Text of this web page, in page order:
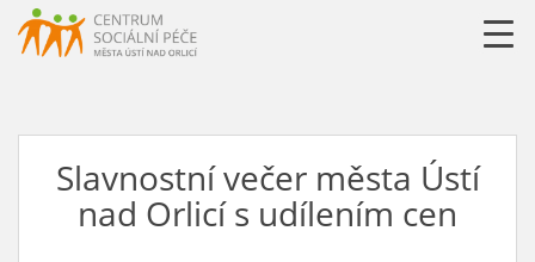
URLLL=http://csp-uo.cz/wp-content/themes/cspuo2=
Slavnostní večer města Ústí
nad Orlicí s udílením cen